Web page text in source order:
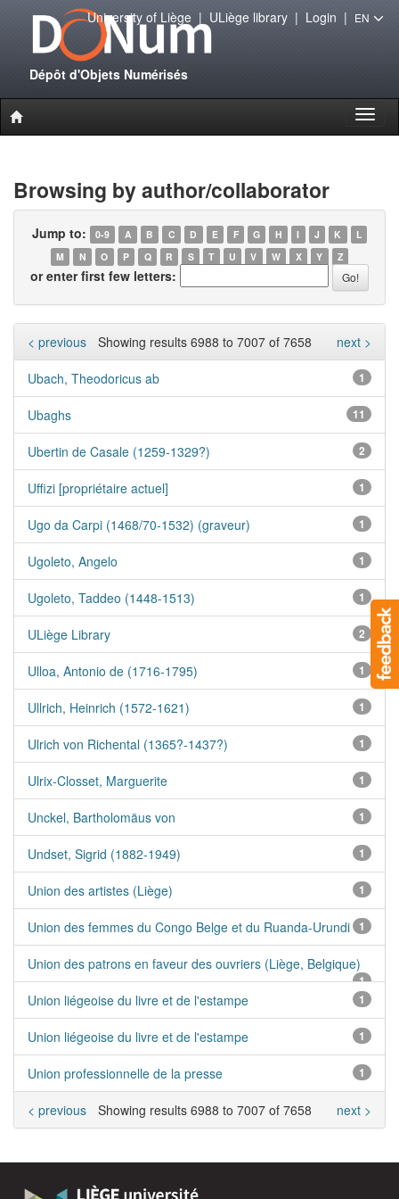
Dépôt d'Objets Numérisés
University of Liège| ULiège library| Login | EN
Browsing by author/collaborator
Jump to: 0-9 A B C D E F G H I J K
L
M
N O P Q R S T U V W X Y Z
or enter first few letters:
Showing results 6988 to 7007 of 7658
< previous next >
Ubach, Theodoricus ab 1
Ubaghs 11
Ubertin de Casale (1259-1329?) 2
Uffizi [propriétaire actuel] 1
Ugo da Carpi (1468/70-1532) (graveur) 1
Ugoleto, Angelo 1
Ugoleto, Taddeo (1448-1513) 1
ULiège Library 2
Ulloa, Antonio de (1716-1795) 1
Ullrich, Heinrich (1572-1621) 1
Ulrich von Richental (1365?-1437?) 1
Ulrix-Closset, Marguerite 1
Unckel, Bartholomäus von 1
Undset, Sigrid (1882-1949) 1
Union des artistes (Liège) 1
Union des femmes du Congo Belge et du Ruanda-Urundi 1
Union des patrons en faveur des ouvriers (Liège, Belgique)
1
Union liégeoise du livre et de l'estampe 1
Union liégeoise du livre et de l'estampe 1
Union professionnelle de la presse 1
Showing results 6988 to 7007 of 7658
< previous next >